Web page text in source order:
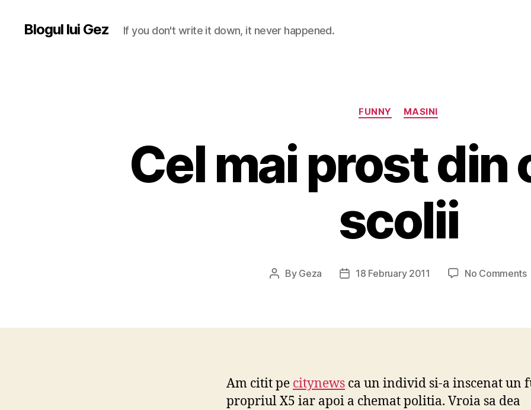
Blogul lui Gez If you don't write it down, it never happened.
Categories
FUNNY MASINI
Cel mai prost din
scolii
Post
By Geza
Post18 February 2011 No Commentson
Am citit pe citynews ca un individ si-a inscenat un
propriul X5 iar apoi a chemat politia. Vroia sa dea